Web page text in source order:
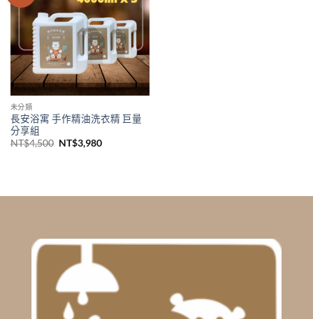
未分類
長安浴寓 手作精油洗衣精 巨量
分享組
NT$4,500 Original
NT$3,980Current